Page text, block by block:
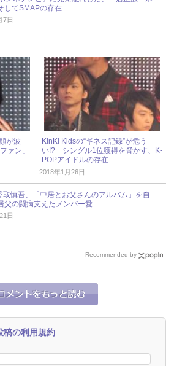
してSMAPの存在
7日
が波
ァン」
KinKi Kidsの“ギネス記録”が危う
い!? シングル1位獲得を脅かす、K-
POPアイドルの存在
2018年1月26日
取慎吾、「中居とお父さんのアルバム」を自
の闘病支えたメンバー愛
日
Recommended by
稿の利用規約